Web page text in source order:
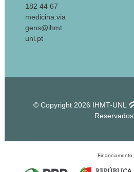
182 44 67
medicina.via
gens@ihmt.
unl.pt
© Copyright 2026 IHMT-UNL
Reservados.
Financiamento